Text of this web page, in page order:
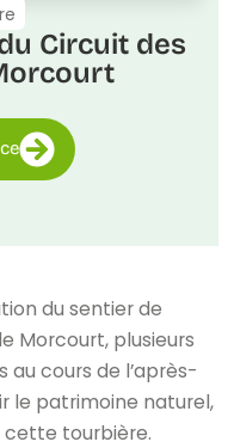
Circuit des
du sentier de
Morcourt, plusieurs
cours de l’après-
le patrimoine naturel,
cette tourbière.